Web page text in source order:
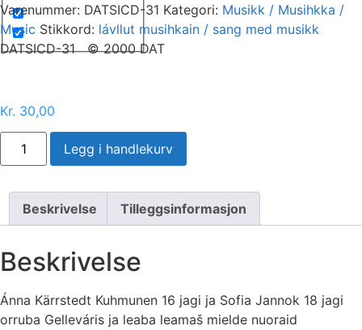
Varenummer: DATSICD-31 Kategori: Musikk / Musihkka /
Music Stikkord: lávllut musihkain / sang med musikk
DATSICD-31 © 2000 DAT
Kr 30,00
Čalmmit
Sofia
Anna
antall
Legg i handlekurv
Beskrivelse Tilleggsinformasjon
Beskrivelse
Ánna Kärrstedt Kuhmunen 16 jagi ja Sofia Jannok 18 jagi
orruba Gelleváris ja leaba leamaš mielde nuoraid